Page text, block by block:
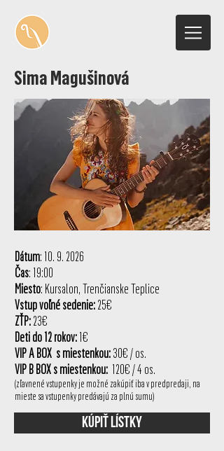
Sima Magušinová
Dátum: 10. 9. 2026
Čas: 19:00
Miesto: Kursalon, Trenčianske Teplice
Vstup voľné sedenie:25€
ZŤP:23€
Deti do 12 rokov:1€
VIP A BOX s miestenkou:30€ / os.
VIP B BOX s miestenkou: 120€ / 4 os.
(zľavnené vstupenky je možné zakúpiť iba v predpredaji, na
mieste sa vstupenky predávajú za plnú sumu)
Kúpiť lístky